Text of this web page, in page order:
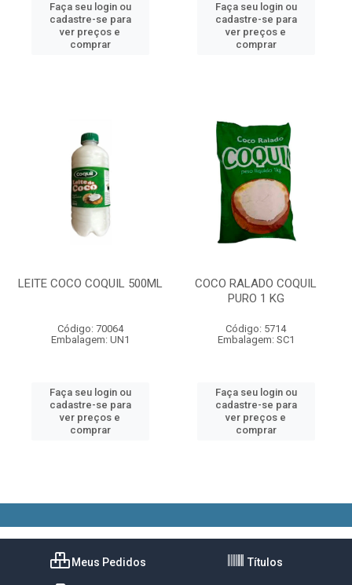
Faça seu login ou
cadastre-se para
ver preços e
comprar
Faça seu login ou
cadastre-se para
ver preços e
comprar
LEITE COCO COQUIL 500ML
Código: 70064
Embalagem: UN1
Faça seu login ou
cadastre-se para
ver preços e
comprar
COCO RALADO COQUIL
PURO 1 KG
Código: 5714
Embalagem: SC1
Faça seu login ou
cadastre-se para
ver preços e
comprar
Meus Pedidos Títulos